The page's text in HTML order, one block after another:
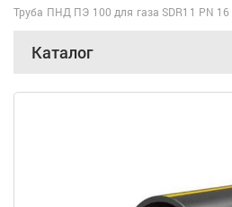
Труба ПНД ПЭ 100 для газа SDR11 PN 16
Каталог